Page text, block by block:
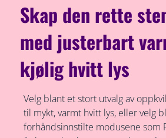
Skap den rette
med justerbart
kjølig hvitt lys
Velg blant et stort utvalg av
til mykt, varmt hvitt lys, eller velg
forhåndsinnstilte modusene som